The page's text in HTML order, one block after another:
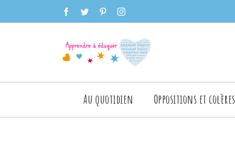
to
facebooktwitter pinterestinstagram
Rechercher
Au quotidien Oppositions et colères